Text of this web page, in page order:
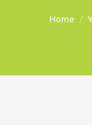
You
Home